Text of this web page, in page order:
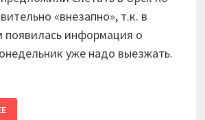
«внезапно», т.к. в
появилась информация о
уже надо выезжать.